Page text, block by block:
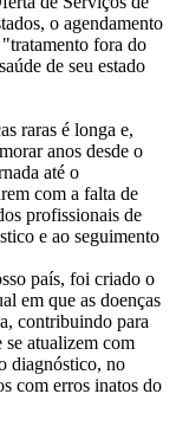
o agendamento
fora do
de seu estado
raras é longa e,
anos desde o
até o
com a falta de
profissionais de
e ao seguimento
país, foi criado o
em que as doenças
contribuindo para
se atualizem com
diagnóstico, no
com erros inatos do